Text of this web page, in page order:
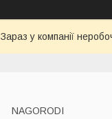
Зараз у компанії
NAGORODI